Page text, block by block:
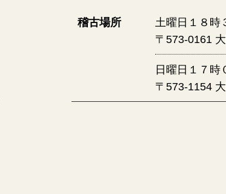
稽古場所
土曜日１８
〒573-0161
日曜日１７
〒573-1154